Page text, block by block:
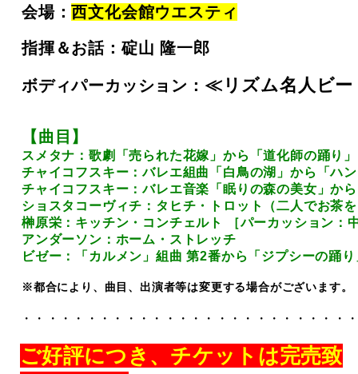
会場：西文化会館ウエスティ
指揮＆お話：碇山 隆一郎
ボディパーカッション： ≪リズム名人ビ
【曲目】
スメタナ：歌劇「売られた花嫁」から「道化師の踊り」
チャイコフスキー：バレエ組曲「白鳥の湖」から「ハ
チャイコフスキー：バレエ音楽「眠りの森の美女」か
ショスタコーヴィチ：タヒチ・トロット（二人でお茶
榊原栄：キッチン・コンチェルト ［パーカッション
アンダーソン：ホーム・ストレッチ
ビゼー：「カルメン」組曲 第2番から「ジプシーの踊り
※都合により、曲目、出演者等は変更する場合がございます。
・・・・・・・・・・・・・・・・・・・・・・・・・
ご好評につき、チケットは完売致